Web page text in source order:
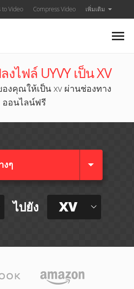
Video Compress Video เพิ่มเติม
งไฟล์ UYVY เป็น XV
งคุณให้เป็น xv ผ่านช่องทาง
ออนไลน์ฟรี
งๆ​
ไปยัง XV